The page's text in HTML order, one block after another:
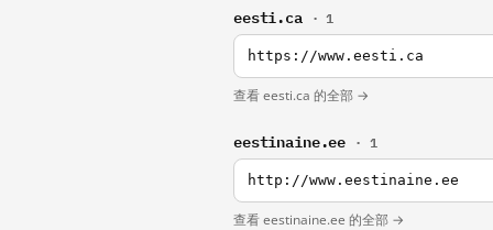
eesti.ca · 1
https://www.eesti.ca
查看 eesti.ca 的全部 →
eestinaine.ee · 1
http://www.eestinaine.ee
查看 eestinaine.ee 的全部 →